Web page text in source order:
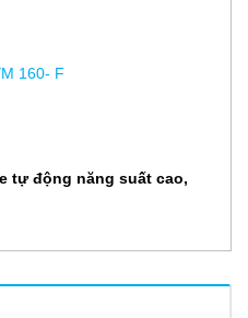
160- F
tự động năng suất cao,